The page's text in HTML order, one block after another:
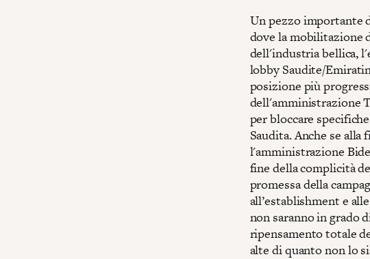
Un pezzo importante
dove la mobilitazione
dell'industria bellica,
lobby Saudite/
posizione più
dell'amministrazione
per bloccare
Saudita. Anche se
l'amministrazione
fine della complicità
promessa della
all’establishment e
non saranno in grado
ripensamento totale
alte di quanto non lo